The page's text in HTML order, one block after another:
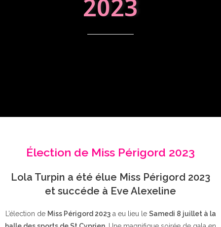
2023
Élection de Miss Périgord 2023
Lola Turpin a été élue Miss Périgord 2023
et succéde à Eve Alexeline
L’élection de Miss Périgord 2023a eu lieu le Samedi 8 juillet à la